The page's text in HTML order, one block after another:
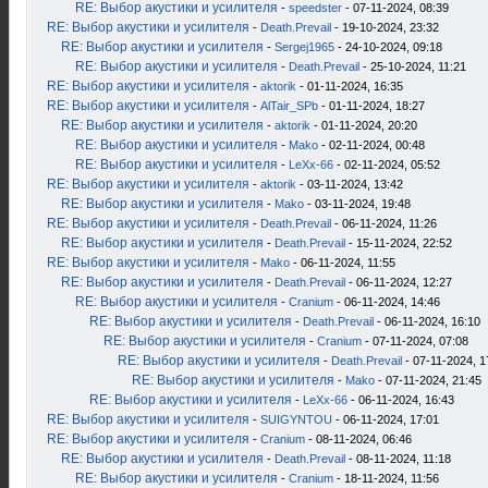
RE: Выбор акустики и усилителя - speedster - 07-11-2024, 08:39
RE: Выбор акустики и усилителя - Death.Prevail - 19-10-2024, 23:32
RE: Выбор акустики и усилителя - Sergej1965 - 24-10-2024, 09:18
RE: Выбор акустики и усилителя - Death.Prevail - 25-10-2024, 11:21
RE: Выбор акустики и усилителя - aktorik - 01-11-2024, 16:35
RE: Выбор акустики и усилителя - AlTair_SPb - 01-11-2024, 18:27
RE: Выбор акустики и усилителя - aktorik - 01-11-2024, 20:20
RE: Выбор акустики и усилителя - Mako - 02-11-2024, 00:48
RE: Выбор акустики и усилителя - LeXx-66 - 02-11-2024, 05:52
RE: Выбор акустики и усилителя - aktorik - 03-11-2024, 13:42
RE: Выбор акустики и усилителя - Mako - 03-11-2024, 19:48
RE: Выбор акустики и усилителя - Death.Prevail - 06-11-2024, 11:26
RE: Выбор акустики и усилителя - Death.Prevail - 15-11-2024, 22:52
RE: Выбор акустики и усилителя - Mako - 06-11-2024, 11:55
RE: Выбор акустики и усилителя - Death.Prevail - 06-11-2024, 12:27
RE: Выбор акустики и усилителя - Cranium - 06-11-2024, 14:46
RE: Выбор акустики и усилителя - Death.Prevail - 06-11-2024, 16:10
RE: Выбор акустики и усилителя - Cranium - 07-11-2024, 07:08
RE: Выбор акустики и усилителя - Death.Prevail - 07-11-2024,
RE: Выбор акустики и усилителя - Mako - 07-11-2024, 21:45
RE: Выбор акустики и усилителя - LeXx-66 - 06-11-2024, 16:43
RE: Выбор акустики и усилителя - SUIGYNTOU - 06-11-2024, 17:01
RE: Выбор акустики и усилителя - Cranium - 08-11-2024, 06:46
RE: Выбор акустики и усилителя - Death.Prevail - 08-11-2024, 11:18
RE: Выбор акустики и усилителя - Cranium - 18-11-2024, 11:56